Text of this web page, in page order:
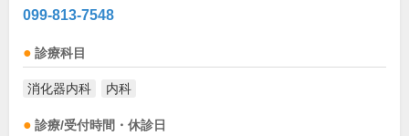
099-813-7548
診療科目
消化器内科 内科
診療/受付時間・休診日